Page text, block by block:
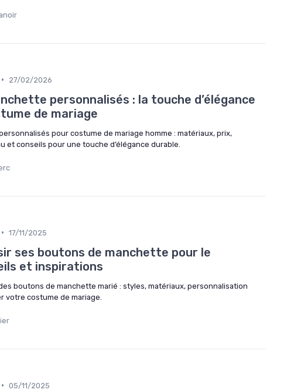
• 27/02/2026
personnalisés : la touche d’élégance
de mariage
pour costume de mariage homme : matériaux, prix,
et conseils pour une touche d’élégance durable.
• 17/11/2025
ses boutons de manchette pour le
et inspirations
boutons de manchette marié : styles, matériaux, personnalisation
votre costume de mariage.
• 05/11/2025